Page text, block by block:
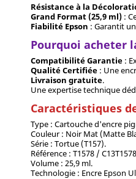
Résistance à la
Grand Format (25,9 ml) :
Fiabilité Epson : Garantit
Pourquoi acheter
Compatibilité Garantie :
Qualité Certifiée : Une
Livraison gratuite.
Une expertise technique
Caractéristiques
Type : Cartouche d'encre
Couleur : Noir Mat (Matte
Série : Tortue (T157).
Référence : T1578 /
Volume : 25,9 ml.
Technologie : Encre Epson